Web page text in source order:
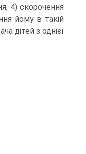
4) скорочення
йому в такій
дітей з однієї